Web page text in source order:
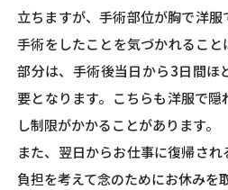
立ちますが、手術部位が胸で洋
手術をしたことを気づかれるこ
部分は、手術後当日から3日間ほ
要となります。こちらも洋服で
し制限がかかることがあります。
また、翌日からお仕事に復帰さ
負担を考えて念のためにお休みを